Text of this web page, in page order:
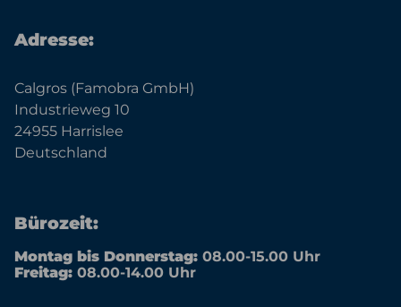
Adresse:
Calgros (Famobra GmbH)
Industrieweg 10
24955 Harrislee
Deutschland
Bürozeit:
Montag bis Donnerstag: 08.00-15.00 Uhr
Freitag: 08.00-14.00 Uhr